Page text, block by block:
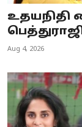
உதயநிதி
Aug 4, 2026